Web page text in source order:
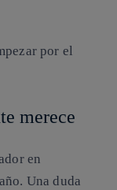
por el
merece
en
Una duda